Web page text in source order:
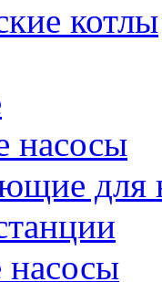
котлы
насосы
для